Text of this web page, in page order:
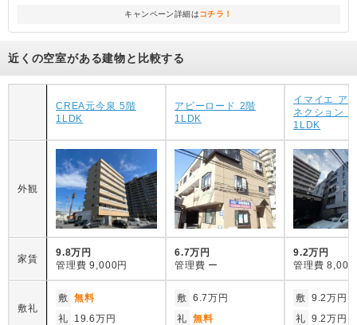
キャンペーン詳細はコチラ！
近くの空室がある建物と比較する
CREA元今泉 5階
1LDK
アビーロード 2階
1LDK
イマイエ ア
ネクション 2
1LDK
外観
家賃
9.8万円
管理費 9,000円
6.7万円
管理費 ー
9.2万円
管理費 8,000
敷礼
敷 無料
礼
19.6万円
敷 6.7万円
礼 無料
敷 9.2万円
礼 9.2万円